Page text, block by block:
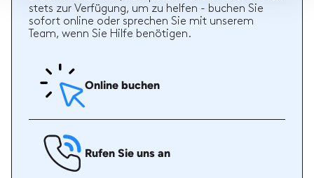
stets zur Verfügung, um zu helfen - buchen Sie
sofort online oder sprechen Sie mit unserem
Team, wenn Sie Hilfe benötigen.
Online buchen
Rufen Sie uns an